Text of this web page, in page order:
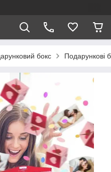
бокс Подарункові